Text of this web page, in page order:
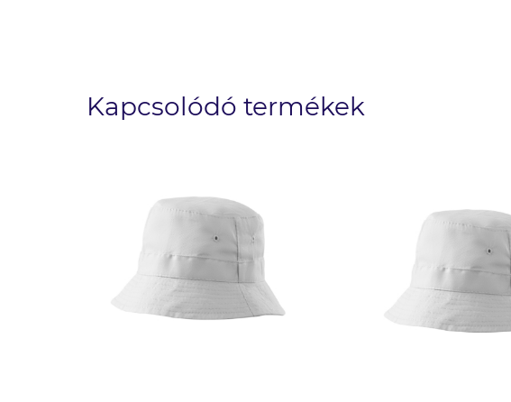
Kapcsolódó termékek